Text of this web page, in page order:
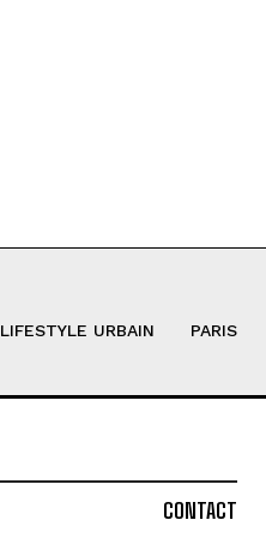
LIFESTYLE URBAIN PARIS
CONTACT